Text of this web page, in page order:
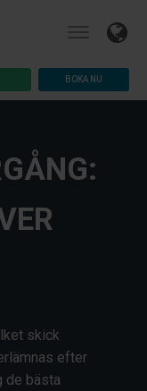
BOKA NU
skick
efter
de bästa